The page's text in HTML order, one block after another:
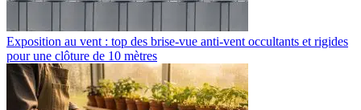
Exposition au vent : top des brise-vue anti-vent occultants et rigides
pour une clôture de 10 mètres